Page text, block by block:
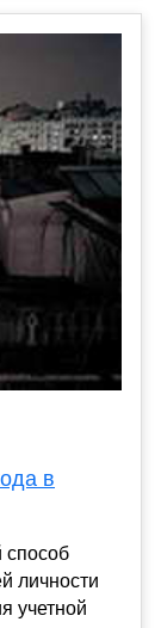
в
способ
личности
учетной